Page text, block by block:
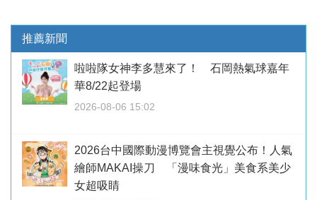
推薦新聞
啦啦隊女神李多慧來了！ 石岡熱氣球嘉年
華8/22起登場
2026-08-06 15:02
2026台中國際動漫博覽會主視覺公布！人氣
繪師MAKAI操刀 「漫味食光」美食系美少
女超吸睛